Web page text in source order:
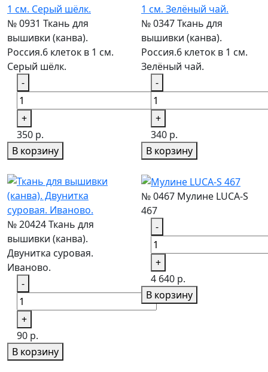
№ 0931 Ткань для
вышивки (канва).
Россия.6 клеток в 1 см.
Серый шёлк.
-
+
350 р.
В корзину
№ 0347 Ткань для
вышивки (канва).
Россия.6 клеток в 1 см.
Зелёный чай.
-
+
340 р.
В корзину
№ 20424 Ткань для
вышивки (канва).
Двунитка суровая.
Иваново.
-
+
90 р.
В корзину
№ 0467 Мулине LUCA-S
467
-
+
4 640 р.
В корзину